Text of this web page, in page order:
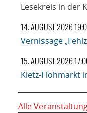
Lesekreis in der
14. AUGUST 2026
Vernissage
15. AUGUST 2026
Kietz-Flohmarkt
Alle